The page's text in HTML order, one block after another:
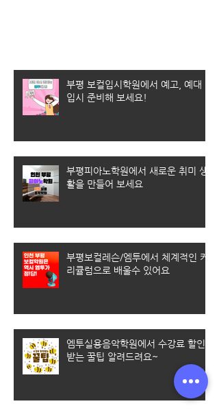
부평 보컬입시학원에서 예고, 예대
입시 준비해 보세요!
부평피아노학원에서 새로운 취미 생
활을 만들어 보세요
부평보컬레슨/엠투에서 체계적인 커
리큘럼으로 배울수 있어요
엠투실용음악학원에서 수강료 할인
받는 꿀팁 알려드려요~